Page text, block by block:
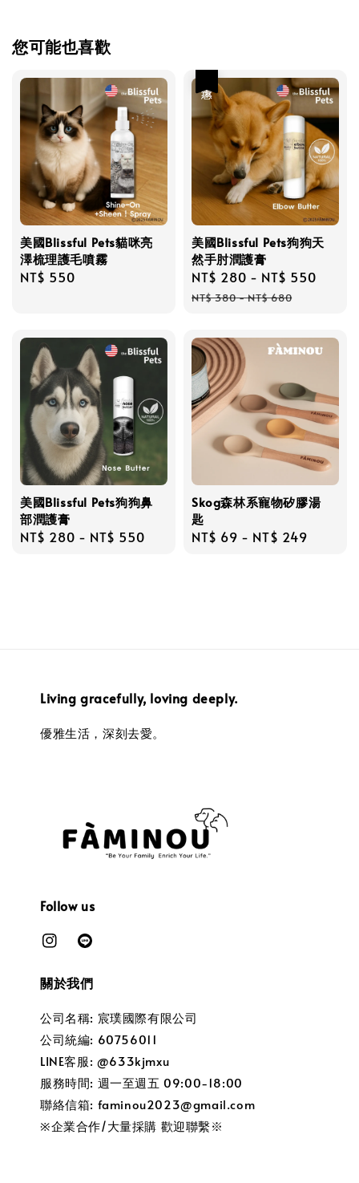
您可能也喜歡
美國Blissful Pets貓咪亮
澤梳理護毛噴霧
Regular
NT$ 550
美國Blissful Pets狗狗天
然手肘潤護膏
Sale
price
NT$ 280 - NT$ 550
NT$ 380-NT$ 680
美國Blissful Pets狗狗鼻
部潤護膏
Regular
NT$ 280 - NT$ 550
Skog森林系寵物矽膠湯
匙
Regular
NT$ 69 - NT$ 249
Living gracefully, loving deeply.
優雅生活，深刻去愛。
Follow us
關於我們
公司名稱: 宸璞國際有限公司
公司統編: 60756011
LINE客服: @633kjmxu
服務時間: 週一至週五 09:00-18:00
聯絡信箱: faminou2023@gmail.com
※企業合作/大量採購 歡迎聯繫※